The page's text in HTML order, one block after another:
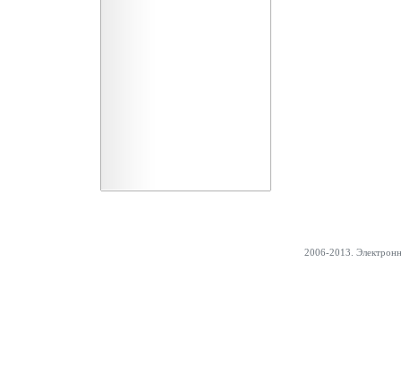
2006-2013.